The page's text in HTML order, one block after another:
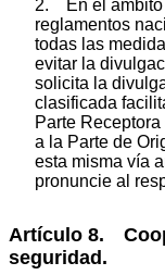
2. En el ámbito
reglamentos
todas las
evitar la
solicita la
clasificada
Parte
a la Parte de
esta misma vía
pronuncie al
Artículo 8.
seguridad.